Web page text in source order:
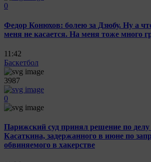
0
Федор Конюхов: болею за Дзюбу. Ну а
меня не касается. На меня тоже много
11:42
Баскетбол
3987
0
Парижский суд принял решение по
Касаткина, задержанного в июне по
обвиняемого в хакерстве